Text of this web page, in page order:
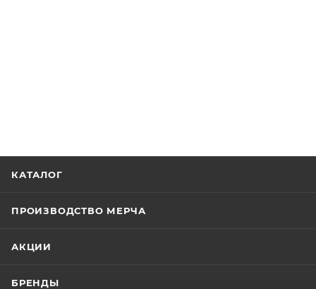
КАТАЛОГ
ПРОИЗВОДСТВО МЕРЧА
АКЦИИ
БРЕНДЫ